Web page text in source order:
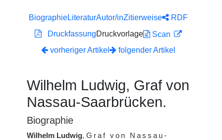
BiographieLiteraturAutor/inZitierweise
RDF
DruckfassungDruckvorlage
Scan
vorheriger Artikel
folgender Artikel
Wilhelm Ludwig, Graf von
Nassau-Saarbrücken.
Biographie
Wilhelm Ludwig, Graf von Nassau-